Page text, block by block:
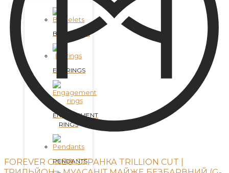
BRACELETS
EARRINGS
ENGAGEMENT
RINGS
PENDANTS
FOREVER ONE® ОГРАНКА TRILLION CUT |